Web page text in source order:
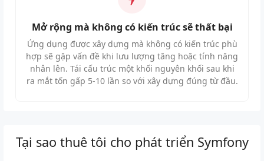
Mở rộng mà không có kiến trúc sẽ thất bại
Ứng dụng được xây dựng mà không có kiến trúc phù
hợp sẽ gặp vấn đề khi lưu lượng tăng hoặc tính năng
nhân lên. Tái cấu trúc một khối nguyên khối sau khi
ra mắt tốn gấp 5-10 lần so với xây dựng đúng từ đầu.
Tại sao thuê tôi cho phát triển Symfony